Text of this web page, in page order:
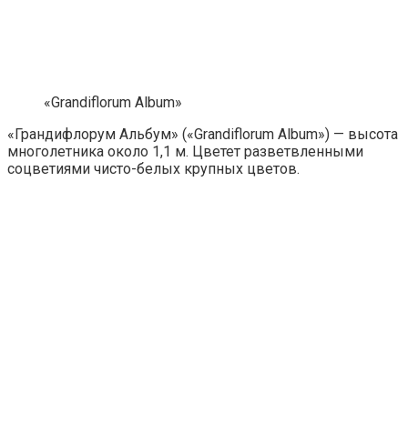
«Grandiflorum Album»
«Грандифлорум Альбум» («Grandiflorum Album») — высота
многолетника около 1,1 м. Цветет разветвленными
соцветиями чисто-белых крупных цветов.